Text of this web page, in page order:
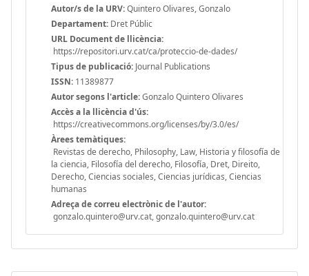
Autor/s de la URV:Quintero Olivares, Gonzalo
Departament: Dret Públic
URL Document de llicència:
https://repositori.urv.cat/ca/proteccio-de-dades/
Tipus de publicació: Journal Publications
ISSN: 11389877
Autor segons l'article:Gonzalo Quintero Olivares
Accès a la llicència d'ús:
https://creativecommons.org/licenses/by/3.0/es/
Àrees temàtiques:
Revistas de derecho, Philosophy, Law, Historia y filosofía de
la ciencia, Filosofía del derecho, Filosofía, Dret, Direito,
Derecho, Ciencias sociales, Ciencias jurídicas, Ciencias
humanas
Adreça de correu electrònic de l'autor:
gonzalo.quintero@urv.cat, gonzalo.quintero@urv.cat